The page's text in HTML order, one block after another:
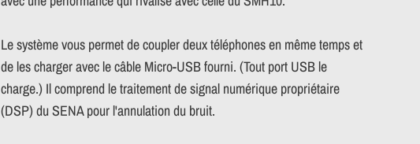
Le système vous permet de coupler deux téléphones en même temps et
de les charger avec le câble Micro-USB fourni. (Tout port USB le
charge.) Il comprend le traitement de signal numérique propriétaire
(DSP) du SENA pour l'annulation du bruit.